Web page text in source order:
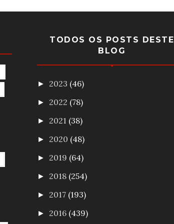
TODOS OS POSTS DESTE
BLOG
► 2023 (46)
► 2022 (78)
► 2021 (38)
► 2020 (48)
► 2019 (64)
► 2018 (254)
► 2017 (193)
► 2016 (439)